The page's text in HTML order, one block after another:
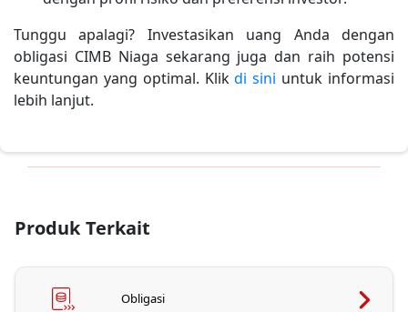
Tunggu apalagi? Investasikan uang Anda dengan
obligasi CIMB Niaga sekarang juga dan raih potensi
keuntungan yang optimal. Klikdi sini untuk informasi
lebih lanjut.
Produk Terkait
Obligasi